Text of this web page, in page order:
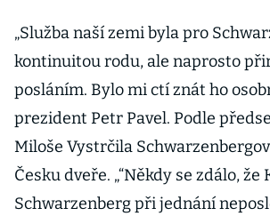
„Služba naší zemi byla pro
kontinuitou rodu, ale naprosto
posláním. Bylo mi ctí znát ho
prezident Petr Pavel. Podle
Miloše Vystrčila
Česku dveře. „“Někdy se zdálo, že
Schwarzenberg při jednání